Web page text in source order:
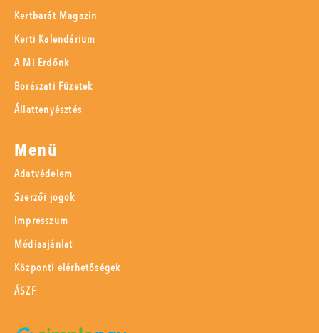
Kertbarát Magazin
Kerti Kalendárium
A Mi Erdőnk
Borászati Füzetek
Állattenyésztés
Menü
Adatvédelem
Szerzői jogok
Impresszum
Médiaajánlat
Központi elérhetőségek
ÁSZF